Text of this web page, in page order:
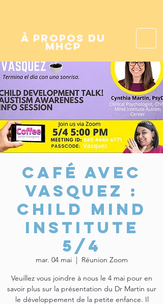
à propos du
mhcp
Café avec
Vasquez :
Child Mind
Institute
5/4
mar. 04 mai
  |
Réunion Zoom
Veuillez vous joindre à nous le 4 mai pour en
savoir plus sur la présentation du Dr Martin sur
le développement de la petite enfance. Il